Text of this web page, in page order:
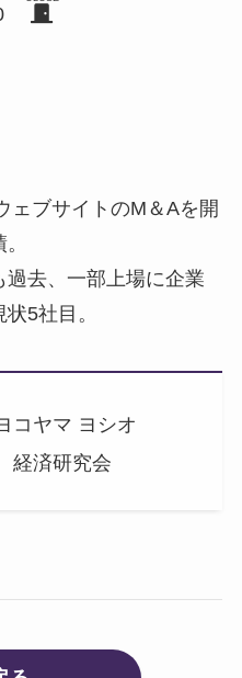
ェブサイトのM＆Aを開
去、一部上場に企業
5社目。
ヤマ ヨシオ
済研究会